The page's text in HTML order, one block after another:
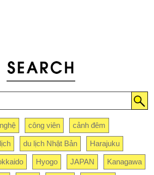
công viên cảnh đêm
du lịch Nhật Bản Harajuku
Hyogo JAPAN Kanagawa